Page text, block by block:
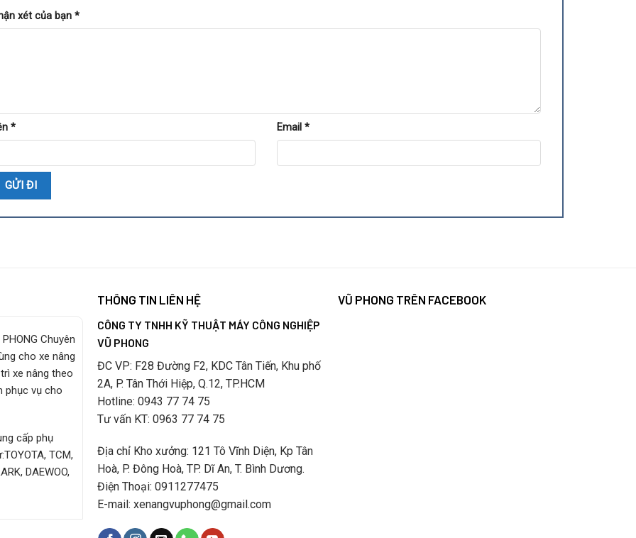
xét của bạn *
* Email *
Chuyên
cho xe nâng
xe nâng theo
phục vụ cho
cấp phụ
TCM,
DAEWOO,
THÔNG TIN LIÊN HỆ
CÔNG TY TNHH KỸ THUẬT MÁY CÔNG NGHIỆP
VŨ PHONG
ĐC VP: F28 Đường F2, KDC Tân Tiến, Khu phố
2A, P. Tân Thới Hiệp, Q.12, TP.HCM
Hotline: 0943 77 74 75
Tư vấn KT: 0963 77 74 75
Địa chỉ Kho xưởng: 121 Tô Vĩnh Diện, Kp Tân
Hoà, P. Đông Hoà, TP. Dĩ An, T. Bình Dương.
Điện Thoại: 0911277475
E-mail: xenangvuphong@gmail.com
VŨ PHONG TRÊN FACEBOOK